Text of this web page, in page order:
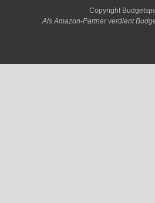
Copyright
Als Amazon-Partner verdient